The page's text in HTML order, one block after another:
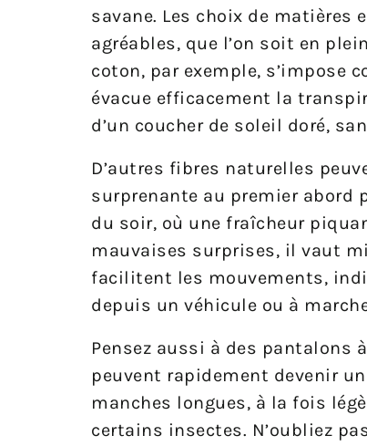
savane. Les choix de
agréables, que l’on soit en
coton, par exemple, s’impose
évacue efficacement la
d’un coucher de soleil doré,
D’autres fibres naturelles
surprenante au premier abord
du soir, où une fraîcheur
mauvaises surprises, il vaut
facilitent les mouvements,
depuis un véhicule ou à
Pensez aussi à des pantalons
peuvent rapidement devenir
manches longues, à la fois
certains insectes. N’oubliez